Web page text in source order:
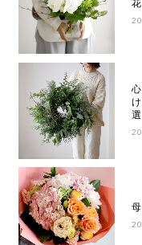
花
選